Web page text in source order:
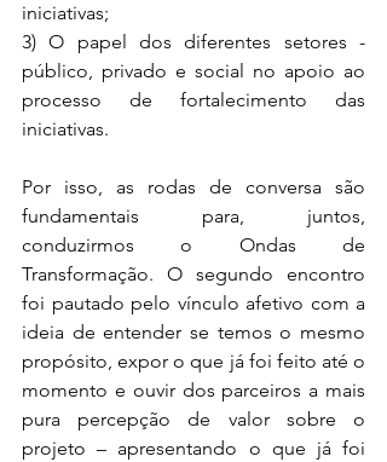
iniciativas;
3) O papel dos diferentes setores -
público, privado e social no apoio ao
processo de fortalecimento das
iniciativas.
Por isso, as rodas de conversa são
fundamentais para, juntos,
conduzirmos o Ondas de
Transformação. O segundo encontro
foi pautado pelo vínculo afetivo com a
ideia de entender se temos o mesmo
propósito, expor o que já foi feito até o
momento e ouvir dos parceiros a mais
pura percepção de valor sobre o
projeto – apresentando o que já foi